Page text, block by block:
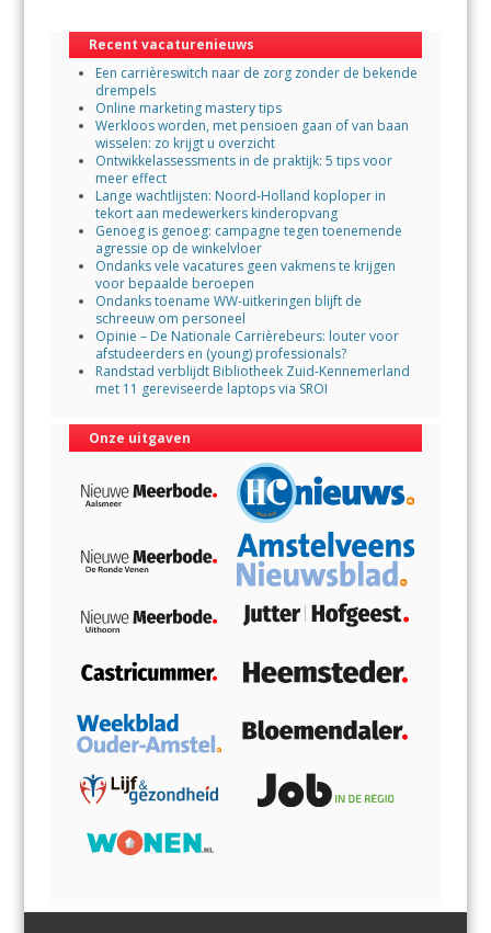
o
o
k
A
p
p
Recent vacaturenieuws
Een carrièreswitch naar de zorg zonder de bekende
drempels
Online marketing mastery tips
Werkloos worden, met pensioen gaan of van baan
wisselen: zo krijgt u overzicht
Ontwikkelassessments in de praktijk: 5 tips voor
meer effect
Lange wachtlijsten: Noord-Holland koploper in
tekort aan medewerkers kinderopvang
Genoeg is genoeg: campagne tegen toenemende
agressie op de winkelvloer
Ondanks vele vacatures geen vakmens te krijgen
voor bepaalde beroepen
Ondanks toename WW-uitkeringen blijft de
schreeuw om personeel
Opinie – De Nationale Carrièrebeurs: louter voor
afstudeerders en (young) professionals?
Randstad verblijdt Bibliotheek Zuid-Kennemerland
met 11 gereviseerde laptops via SROI
Onze uitgaven